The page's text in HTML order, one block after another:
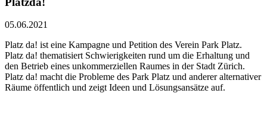
05.06.2021
Platz da! ist eine Kampagne und Petition des Verein Park Platz.
Platz da! thematisiert Schwierigkeiten rund um die Erhaltung und
den Betrieb eines unkommerziellen Raumes in der Stadt Zürich.
Platz da! macht die Probleme des Park Platz und anderer alternativer
Räume öffentlich und zeigt Ideen und Lösungsansätze auf.